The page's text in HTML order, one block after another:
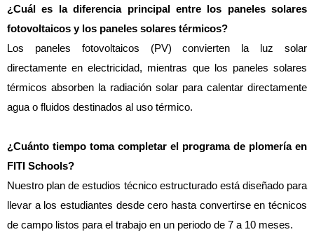
¿Cuál es la diferencia principal entre los paneles solares
fotovoltaicos y los paneles solares térmicos?
Los paneles fotovoltaicos (PV) convierten la luz solar
directamente en electricidad, mientras que los paneles solares
térmicos absorben la radiación solar para calentar directamente
agua o fluidos destinados al uso térmico.
¿Cuánto tiempo toma completar el programa de plomería en
FITI Schools?
Nuestro plan de estudios técnico estructurado está diseñado para
llevar a los estudiantes desde cero hasta convertirse en técnicos
de campo listos para el trabajo en un periodo de 7 a 10 meses.